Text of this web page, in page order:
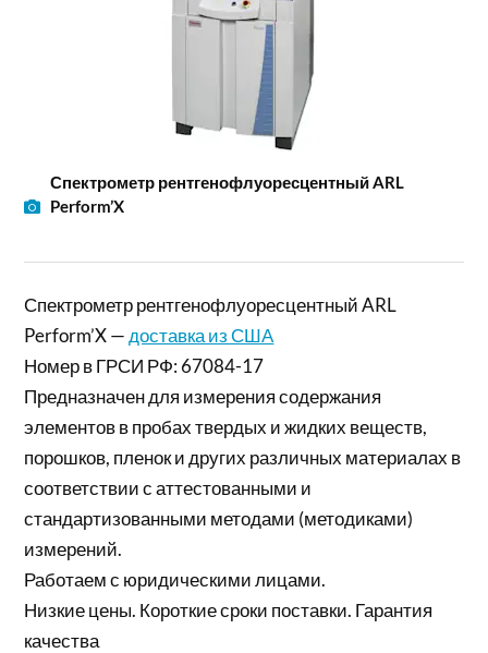
Спектрометр рентгенофлуоресцентный ARL
Perform’X
Спектрометр рентгенофлуоресцентный ARL
Perform’X — доставка из США
Номер в ГРСИ РФ: 67084-17
Предназначен для измерения содержания
элементов в пробах твердых и жидких веществ,
порошков, пленок и других различных материалах в
соответствии с аттестованными и
стандартизованными методами (методиками)
измерений.
Работаем с юридическими лицами.
Низкие цены. Короткие сроки поставки. Гарантия
качества